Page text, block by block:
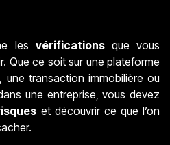
les vérificationsque vous
Que ce soit sur une plateforme
transaction immobilière ou
une entreprise, vous devez
et découvrir ce que l’on